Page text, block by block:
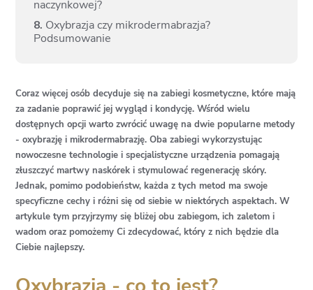
naczynkowej?
8. Oxybrazja czy mikrodermabrazja?
Podsumowanie
Coraz więcej osób decyduje się na zabiegi kosmetyczne, które mają
za zadanie poprawić jej wygląd i kondycję. Wśród wielu
dostępnych opcji warto zwrócić uwagę na dwie popularne metody
- oxybrazję i mikrodermabrazję. Oba zabiegi wykorzystując
nowoczesne technologie i specjalistyczne urządzenia pomagają
złuszczyć martwy naskórek i stymulować regenerację skóry.
Jednak, pomimo podobieństw, każda z tych metod ma swoje
specyficzne cechy i różni się od siebie w niektórych aspektach. W
artykule tym przyjrzymy się bliżej obu zabiegom, ich zaletom i
wadom oraz pomożemy Ci zdecydować, który z nich będzie dla
Ciebie najlepszy.